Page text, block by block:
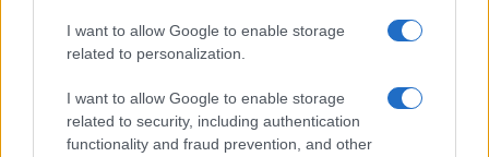
I want to allow Google to enable storage
related to personalization.
I want to allow Google to enable storage
related to security, including authentication
functionality and fraud prevention, and other
sia ben avviata, con stime riviste al rialzo per il
2021. Pertanto anche considerando l’atteso boom
obbligazionario tornerà centrale, sottolinea
l’esperto. A partire proprio dal debito dei mercati